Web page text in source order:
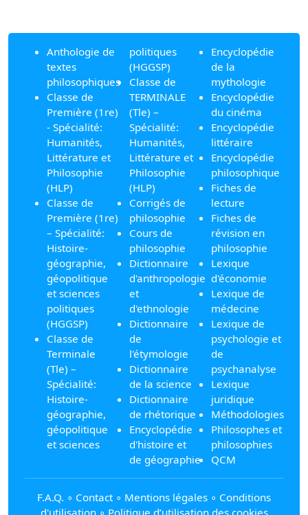
Anthologie de
textes
philosophiques
Classe de
Première (1re)
- Spécialité:
Humanités,
Littérature et
Philosophie
(HLP)
Classe de
Première (1re)
– Spécialité:
Histoire-
géographie,
géopolitique
et sciences
politiques
(HGGSP)
Classe de
Terminale
(Tle) –
Spécialité:
Histoire-
géographie,
géopolitique
et sciences
politiques
(HGGSP)
Classe de
TERMINALE
(Tle) –
Spécialité:
Humanités,
Littérature et
Philosophie
(HLP)
Corrigés de
philosophie
Cours de
philosophie
Dictionnaire
d'anthropologie
et
d'ethnologie
Dictionnaire
de
l'étymologie
Dictionnaire
de la science
Dictionnaire
de rhétorique
Encyclopédie
d'histoire et
de géographie
Encyclopédie
de la
mythologie
Encyclopédie
du cinéma
Encyclopédie
littéraire
Encyclopédie
philosophique
Fiches de
lecture
Fiches de
révision en
philosophie
Lexique
d'économie
Lexique de
médecine
Lexique de
psychologie et
de
psychanalyse
Lexique
juridique
Méthodologies
Philosophes et
philosophies
QCM
F.A.Q. ∘ Contact∘ Mentions légales ∘ Conditions